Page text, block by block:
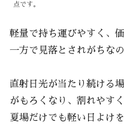
点です。
軽量で持ち運びやすく、
一方で見落とされがちな
直射日光が当たり続ける
がもろくなり、割れやす
夏場だけでも軽い日よけ